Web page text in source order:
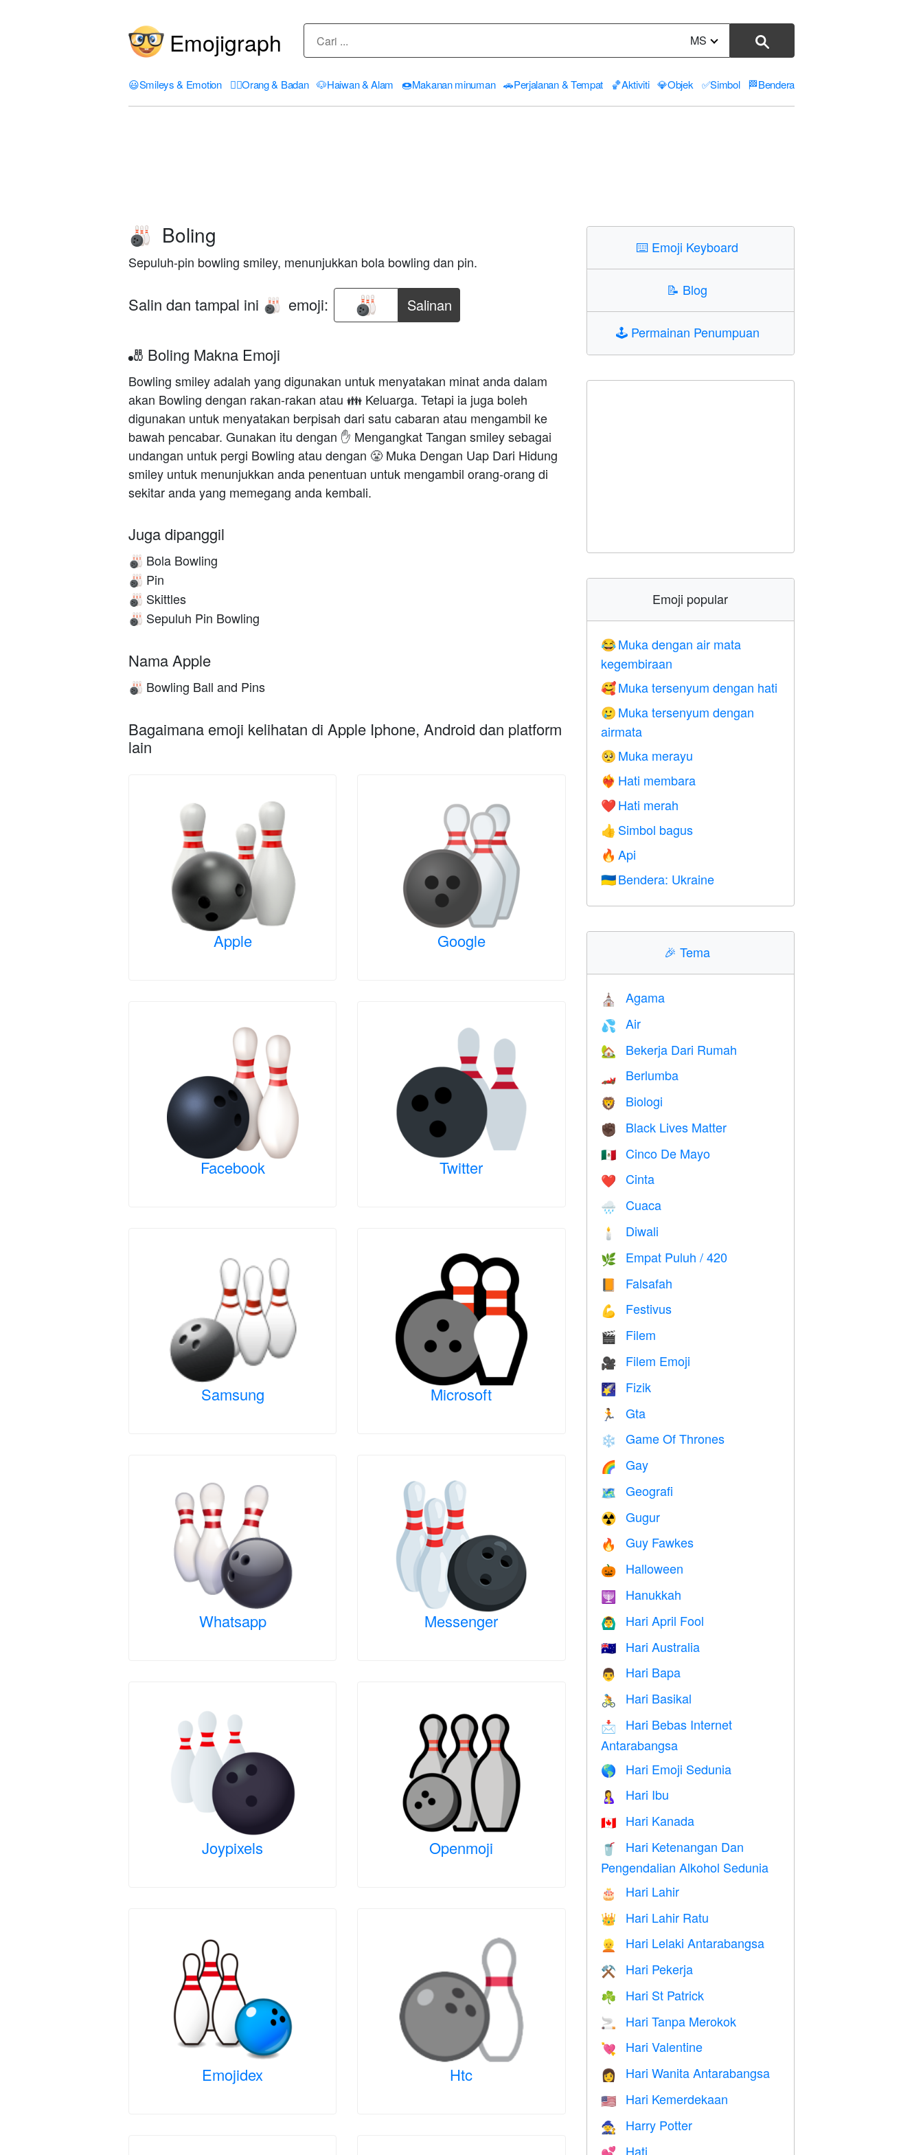
Emojigraph MS
😃Smileys & Emotion 🤦‍♀️Orang & Badan 🐶Haiwan & Alam 🍩Makanan minuman 🚗Perjalanan & Tempat 🏀Aktiviti 💎Objek ✅Simbol 🏁Bendera
🎳 Boling
Sepuluh-pin bowling smiley, menunjukkan bola bowling dan pin.
Salin dan tampal ini 🎳 emoji: Salinan
🎳 Boling Makna Emoji
Bowling smiley adalah yang digunakan untuk menyatakan minat anda dalam
akan Bowling dengan rakan-rakan atau 👪 Keluarga. Tetapi ia juga boleh
digunakan untuk menyatakan berpisah dari satu cabaran atau mengambil ke
bawah pencabar. Gunakan itu dengan ✋ Mengangkat Tangan smiley sebagai
undangan untuk pergi Bowling atau dengan 😤 Muka Dengan Uap Dari Hidung
smiley untuk menunjukkan anda penentuan untuk mengambil orang-orang di
sekitar anda yang memegang anda kembali.
Juga dipanggil
🎳 Bola Bowling
🎳 Pin
🎳 Skittles
🎳 Sepuluh Pin Bowling
Nama Apple
🎳 Bowling Ball and Pins
Bagaimana emoji kelihatan di Apple Iphone, Android dan platform
lain
Apple Google
Facebook Twitter
Samsung Microsoft
Whatsapp Messenger
Joypixels Openmoji
Emojidex Htc
⌨️ Emoji Keyboard
📝 Blog
🕹️ Permainan Penumpuan
Emoji popular
😂 Muka dengan air mata
kegembiraan
🥰 Muka tersenyum dengan hati
🥲 Muka tersenyum dengan
airmata
🥺 Muka merayu
❤️‍🔥 Hati membara
❤️ Hati merah
👍 Simbol bagus
🔥 Api
🇺🇦 Bendera: Ukraine
🎉Tema
⛪️ Agama
💦 Air
🏡 Bekerja Dari Rumah
🏎 Berlumba
🦁 Biologi
✊🏿 Black Lives Matter
🇲🇽 Cinco De Mayo
❤️️ Cinta
🌧 Cuaca
🕯 Diwali
🌿 Empat Puluh / 420
Falsafah
💪 Festivus
🎬 Filem
🎥 Filem Emoji
🌠 Fizik
🏃 Gta
❄️ Game Of Thrones
🌈 Gay
🗺 Geografi
☢️ Gugur
🔥 Guy Fawkes
🎃 Halloween
🕎 Hanukkah
🙆‍♂️ Hari April Fool
🇦🇺 Hari Australia
👨 Hari Bapa
🚴 Hari Basikal
📩
Hari Bebas Internet
Antarabangsa
🌎 Hari Emoji Sedunia
🤱 Hari Ibu
🇨🇦 Hari Kanada
🥤
Hari Ketenangan Dan
Pengendalian Alkohol Sedunia
🎂 Hari Lahir
👑 Hari Lahir Ratu
👱 Hari Lelaki Antarabangsa
⚒️ Hari Pekerja
☘️ Hari St Patrick
🚬 Hari Tanpa Merokok
💘 Hari Valentine
👩 Hari Wanita Antarabangsa
🇺🇸 Hari Kemerdekaan
🧙 Harry Potter
Hati